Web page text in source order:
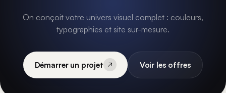
On conçoit votre univers visuel complet : couleurs,
typographies et site sur-mesure.
Démarrer un projet Voir les offres